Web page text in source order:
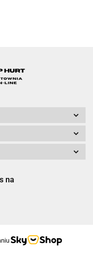
na